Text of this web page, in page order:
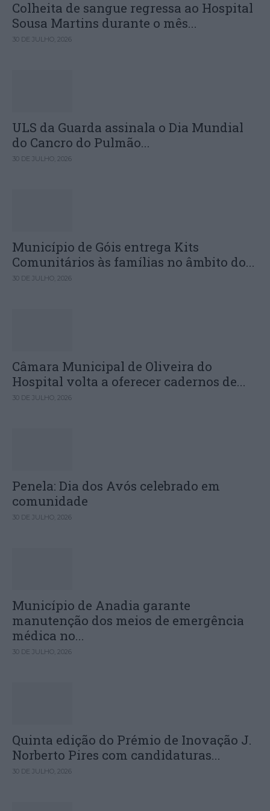
Colheita de sangue regressa ao Hospital
Sousa Martins durante o mês...
30 DE JULHO, 2026
ULS da Guarda assinala o Dia Mundial
do Cancro do Pulmão...
30 DE JULHO, 2026
Município de Góis entrega Kits
Comunitários às famílias no âmbito do...
30 DE JULHO, 2026
Câmara Municipal de Oliveira do
Hospital volta a oferecer cadernos de...
30 DE JULHO, 2026
Penela: Dia dos Avós celebrado em
comunidade
30 DE JULHO, 2026
Município de Anadia garante
manutenção dos meios de emergência
médica no...
30 DE JULHO, 2026
Quinta edição do Prémio de Inovação J.
Norberto Pires com candidaturas...
30 DE JULHO, 2026